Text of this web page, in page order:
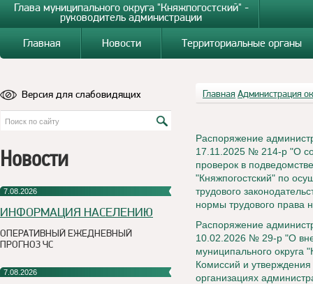
Глава муниципального округа "Княжпогостский" -
руководитель администрации
Главная
Новости Территориальные органы
Версия для слабовидящих
Новости
7.08.2026
ИНФОРМАЦИЯ НАСЕЛЕНИЮ
ОПЕРАТИВНЫЙ ЕЖЕДНЕВНЫЙ
ПРОГНОЗ ЧС
7.08.2026
Главная Администрация
Распоряжение
17.11.2025 № 214-р "О
проверок в
"Княжпогостский" по
трудового
нормы трудового права
Распоряжение
10.02.2026 № 29-р "О
муниципального округа
Комиссий и
организациях